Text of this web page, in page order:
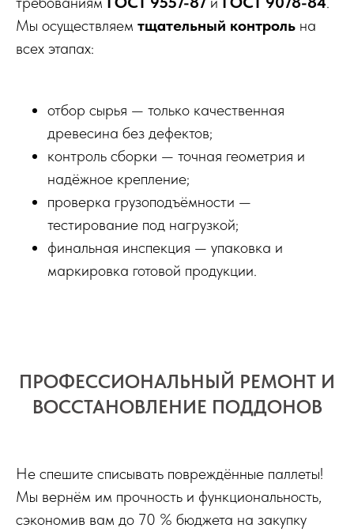
Мы осуществляем тщательный контроль на
всех этапах:
отбор сырья — только качественная
древесина без дефектов;
контроль сборки — точная геометрия и
надёжное крепление;
проверка грузоподъёмности —
тестирование под нагрузкой;
финальная инспекция — упаковка и
маркировка готовой продукции.
ПРОФЕССИОНАЛЬНЫЙ РЕМОНТ И
ВОССТАНОВЛЕНИЕ ПОДДОНОВ
Не спешите списывать повреждённые паллеты!
Мы вернём им прочность и функциональность,
сэкономив вам до 70 % бюджета на закупку